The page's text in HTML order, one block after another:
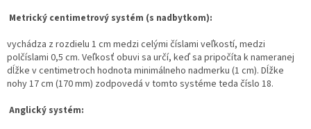
Metrický centimetrový systém (s nadbytkom):
vychádza z rozdielu 1 cm medzi celými číslami veľkostí, medzi
polčíslami 0,5 cm. Veľkosť obuvi sa určí, keď sa pripočíta k nameranej
dĺžke v centimetroch hodnota minimálneho nadmerku (1 cm). Dĺžke
nohy 17 cm (170 mm) zodpovedá v tomto systéme teda číslo 18.
Anglický systém: